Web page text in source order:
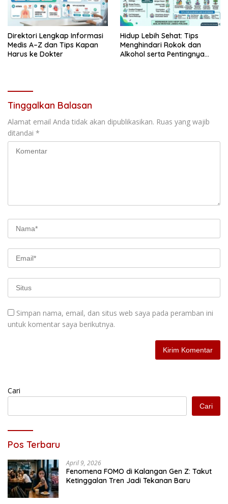
Direktori Lengkap Informasi
Medis A–Z dan Tips Kapan
Harus ke Dokter
Hidup Lebih Sehat: Tips
Menghindari Rokok dan
Alkohol serta Pentingnya
Tinggalkan Balasan
Alamat email Anda tidak akan dipublikasikan. Ruas yang wajib
ditandai *
Simpan nama, email, dan situs web saya pada peramban ini
untuk komentar saya berikutnya.
Cari
Cari
Pos Terbaru
April 9, 2026
Fenomena FOMO di Kalangan Gen Z: Takut
Ketinggalan Tren Jadi Tekanan Baru